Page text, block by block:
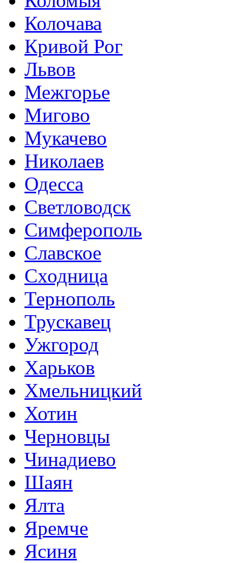
Колочава
Кривой Рог
Львов
Межгорье
Мигово
Мукачево
Николаев
Одесса
Светловодск
Симферополь
Славское
Сходница
Тернополь
Трускавец
Ужгород
Харьков
Хмельницкий
Хотин
Черновцы
Чинадиево
Шаян
Ялта
Яремче
Ясиня